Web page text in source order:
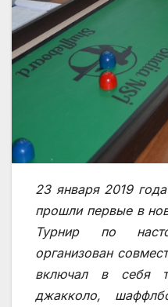
23 января 2019
прошли первые в
Турнир по
организован
включал в себя
джакколо,